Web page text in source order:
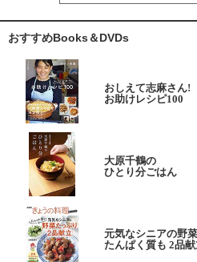
おすすめBooks＆DVDs
おしえて志麻さん!
お助けレシピ100
大原千鶴の
ひとり分ごはん
元気なシニアの野
たんぱく質も 2品